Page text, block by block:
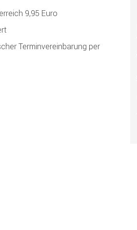
9,95 Euro
Terminvereinbarung per